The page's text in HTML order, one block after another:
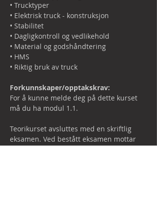
• Trucktyper
• Elektrisk truck - konstruksjon
• Stabilitet
• Dagligkontroll og vedlikehold
• Material og godshåndtering
• HMS
• Riktig bruk av truck
Forkunnskaper/opptakskrav:
For å kunne melde deg på dette kurset
må du ha modul 1.1.
Teorikurset avsluttes med en skriftlig
eksamen. Ved bestått eksamen mottar